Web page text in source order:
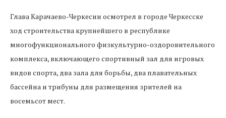
Глава Карачаево-Черкесии осмотрел в городе Черкесске
ход строительства крупнейшего в республике
многофункционального физкультурно-оздоровительного
комплекса, включающего спортивный зал для игровых
видов спорта, два зала для борьбы, два плавательных
бассейна и трибуны для размещения зрителей на
восемьсот мест.